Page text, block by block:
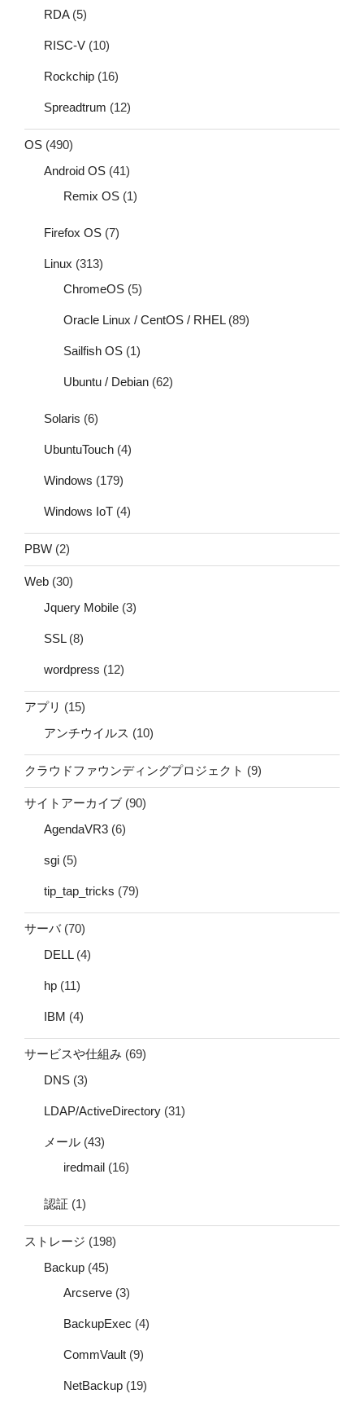
RDA(5)
RISC-V (10)
Rockchip (16)
Spreadtrum (12)
OS (490)
Android OS (41)
Remix OS (1)
Firefox OS (7)
Linux (313)
ChromeOS (5)
Oracle Linux / CentOS / RHEL(89)
Sailfish OS (1)
Ubuntu / Debian (62)
Solaris (6)
UbuntuTouch (4)
Windows (179)
Windows IoT (4)
PBW (2)
Web (30)
Jquery Mobile (3)
SSL(8)
wordpress (12)
アプリ (15)
アンチウイルス (10)
クラウドファウンディングプロジェクト (9)
サイトアーカイブ (90)
AgendaVR3 (6)
sgi (5)
tip_tap_tricks (79)
サーバ(70)
DELL(4)
hp (11)
IBM (4)
サービスや仕組み (69)
DNS (3)
LDAP/ActiveDirectory (31)
メール (43)
iredmail (16)
認証 (1)
ストレージ (198)
Backup (45)
Arcserve (3)
BackupExec (4)
CommVault (9)
NetBackup (19)